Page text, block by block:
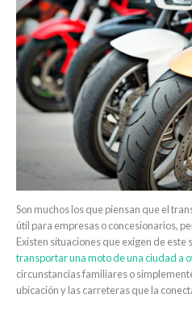
Son muchos los que piensan que el
útil para empresas o concesionarios,
Existen situaciones que exigen de
transportar una moto de una ciudad a
circunstancias familiares o
ubicación y las carreteras que la